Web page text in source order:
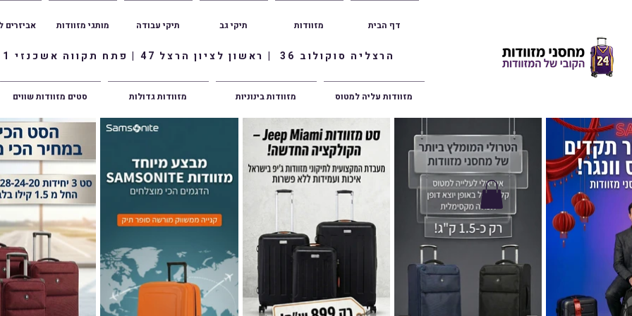
הרצליה סוקולוב 36 | ראשון לציון הרצל 47 | פתח תקווה אשכנזי 1
אביזרים מותגי מזוודות תיקי עבודה תיקי גב מזוודות דף הבית
סטים מזוודות שווים מזוודות גדולות מזוודות בינוניות מזוודות עליה למטוס